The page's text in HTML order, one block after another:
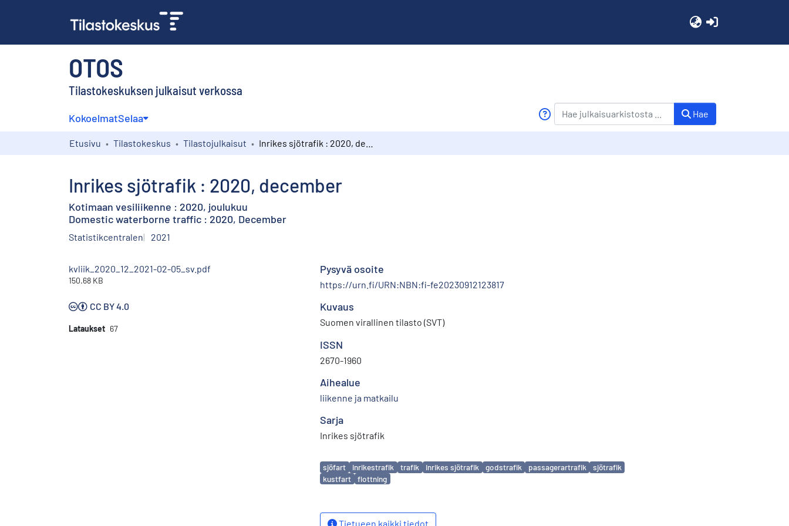
OTOS
Tilastokeskuksen julkaisut verkossa
KokoelmatSelaa Hae
Etusivu Tilastokeskus Tilastojulkaisut
Inrikes sjötrafik : 2020, december
Kotimaan vesiliikenne : 2020, joulukuu
Domestic waterborne traffic : 2020, December
Statistikcentralen 2021
kvliik_2020_12_2021-02-05_sv.pdf
150.68 KB
CC BY 4.0
Lataukset 67
Pysyvä osoite
https://urn.fi/URN:NBN:fi-fe20230912123817
Kuvaus
Suomen virallinen tilasto (SVT)
ISSN
2670-1960
Aihealue
liikenne ja matkailu
Sarja
Inrikes sjötrafik
Avainsanat
sjöfart inrikestrafik trafik inrikes sjötrafik godstrafik passagerartrafik
sjötrafik
kustfart
flottning
Tietueen kaikki tiedot